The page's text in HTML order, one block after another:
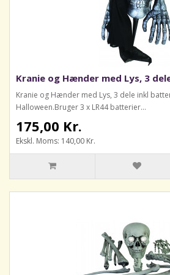
Kranie og Hænder med Lys, 3
Kranie og Hænder med Lys, 3 dele inkl
Halloween.Bruger 3 x LR44 batterier...
175,00 Kr.
Ekskl. Moms: 140,00 Kr.